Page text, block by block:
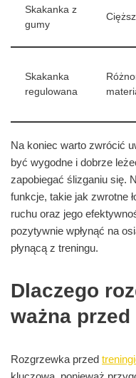
Skakanka z
gumy
Skakanka
regulowana
Na koniec warto zwrócić
być wygodne i dobrze
zapobiegać ślizganiu się.
funkcje, takie jak zwrotne
ruchu oraz jego
pozytywnie wpłynąć na
płynącą z treningu.
Dlaczego
ważna
Rozgrzewka przed